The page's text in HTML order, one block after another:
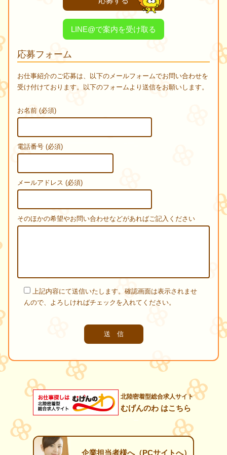
LINE@で案内を受け取る
応募フォーム
お仕事紹介のご応募は、以下のメールフォームでお問い合わせを
受け付けております。以下のフォームより送信をお願いします。
お名前 (必須)
電話番号 (必須)
メールアドレス (必須)
そのほかの希望やお問い合わせなどがあればご記入ください
上記内容にて送信いたします。確認画面は表示されませ
んので、よろしければチェックを入れてください。
北陸密着型総合求人サイト
むげんのわ はこちら
企業担当者様へ（PCサイトへ）